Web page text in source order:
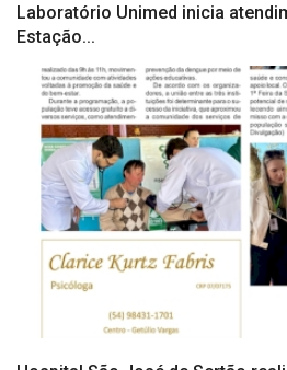
Laboratório Unimed inicia
Estação...